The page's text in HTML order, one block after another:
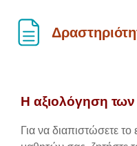
Η αξιολόγηση
Για να διαπιστώσετε